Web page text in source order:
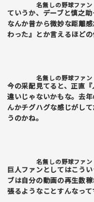
名無しの野球ファン
ていうか、デーブと慎之
なんか昔から微妙な距離
わった』とか言えるほど
名無しの野球ファン
今の采配見てると、正直
違いじゃないかもな。去
んかチグハグな感じがし
うのかね。
名無しの野球ファン
巨人ファンとしてはこう
ブは自分の動画の再生数
張るようなことすんなって